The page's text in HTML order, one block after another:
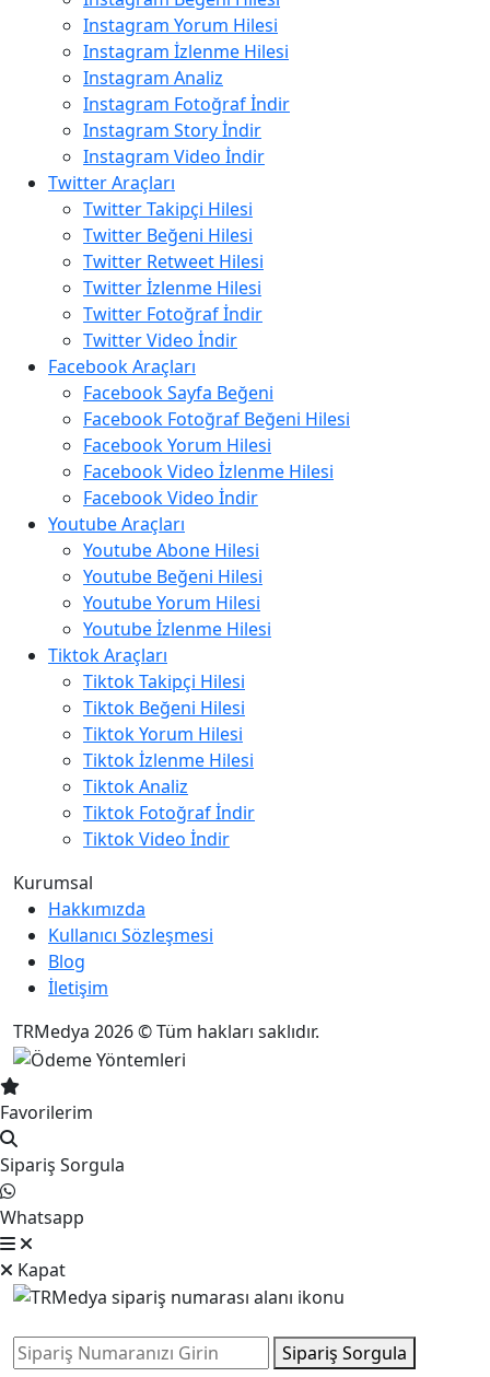
Instagram Yorum Hilesi
Instagram İzlenme Hilesi
Instagram Analiz
Instagram Fotoğraf İndir
Instagram Story İndir
Instagram Video İndir
Twitter Araçları
Twitter Takipçi Hilesi
Twitter Beğeni Hilesi
Twitter Retweet Hilesi
Twitter İzlenme Hilesi
Twitter Fotoğraf İndir
Twitter Video İndir
Facebook Araçları
Facebook Sayfa Beğeni
Facebook Fotoğraf Beğeni Hilesi
Facebook Yorum Hilesi
Facebook Video İzlenme Hilesi
Facebook Video İndir
Youtube Araçları
Youtube Abone Hilesi
Youtube Beğeni Hilesi
Youtube Yorum Hilesi
Youtube İzlenme Hilesi
Tiktok Araçları
Tiktok Takipçi Hilesi
Tiktok Beğeni Hilesi
Tiktok Yorum Hilesi
Tiktok İzlenme Hilesi
Tiktok Analiz
Tiktok Fotoğraf İndir
Tiktok Video İndir
Kurumsal
Hakkımızda
Kullanıcı Sözleşmesi
Blog
İletişim
TRMedya 2026 © Tüm hakları saklıdır.
Favorilerim
Sipariş Sorgula
Whatsapp
Kapat
Sipariş Sorgula